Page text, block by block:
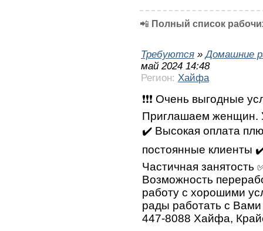
📲 Полный список
Требуются »Домашние
май 2024 14:48
Регион: Хайфа
❗❗❗ Очень выгодные
Приглашаем женщин.
✔️ Высокая оплата
постоянные клиенты
Частичная занятость
Возможность
работу с хорошими
рады работать с
447-8088 Хайфа,